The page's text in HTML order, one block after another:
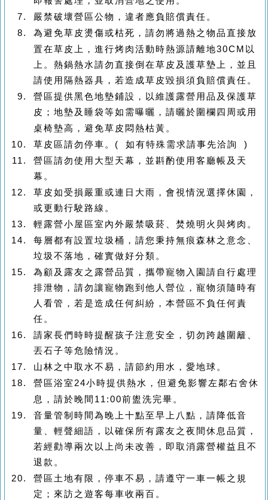
嚴禁破壞營區公物，違者應負賠償責任。
為避免草皮燙傷或枯死，請勿將過熱之物品直接放
置在草皮上，進行烤肉活動時熱源請離地30CM 以
上。熱鍋熱水請勿直接倒在草皮及護草墊上，並且
請使用隔熱器具，若造成草皮毀損須負賠償責任。
營區提供黑色地墊鋪設，以維護露營用品及保護草
皮； 地墊及睡袋等如需曝曬，請曬於圍欄四周或用
桌椅墊高，避免草皮悶熱枯黃 。
草皮區請勿停車。 ( 如有特殊需求請事先洽詢
)
營區請勿使用大型天幕，並斟酌使用客廳帳及天
幕。
草皮如受損嚴重或連日大雨，會視情況選擇休園，
或更動行駛路線。
輕露營小屋區室內外嚴禁吸菸、焚燒明火與烤肉。
每層都有設置垃圾桶，請您秉持無痕森林之意念、
垃圾不落地，確實做好分類。
為顧及露友之露營品質，攜帶寵物入園請自行處理
排泄物，請勿讓寵物跑到他人營位，寵物須隨時有
人看管，若是造成任何糾紛，本營區不負任何責
任。
請家長們時時提醒孩子注意安全，切勿跨越圍籬、
丟石子等危險情況。
山林之中取水不易，請節約用水，愛地球。
營區浴室 24小時提供熱水，但避免影響左鄰右舍休
息，請於晚間 11:00前盥洗完畢。
音量管制時間為晚上十點至早上八點，請降低音
量、輕聲細語，以確保所有露友之夜間休息品質，
若經勸導兩次以上尚未改善，即取消露營權益且不
退款。
營區土地有限，停車不易，請遵守一車一帳之規
定；來訪之遊客每車收兩百。